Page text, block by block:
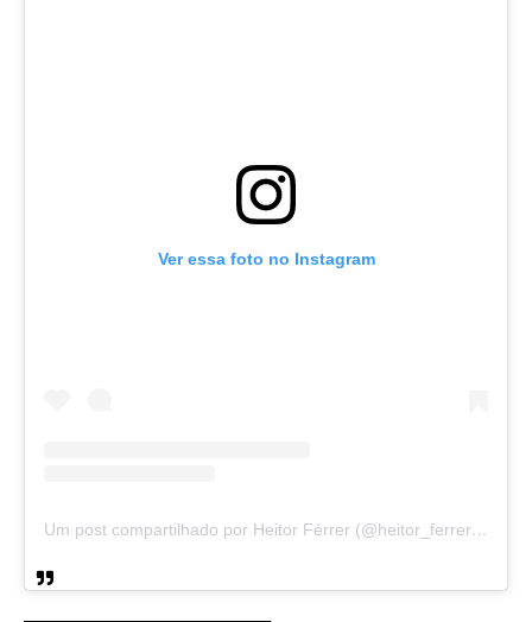
Ver essa foto no Instagram
Um post compartilhado por Heitor Férrer (@heitor_ferrer77)